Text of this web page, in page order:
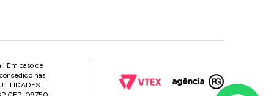
Em caso de
nas